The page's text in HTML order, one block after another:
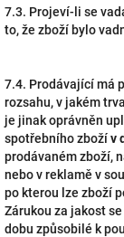
7.3. Projeví-li se
to, že zboží bylo
7.4. Prodávající má
rozsahu, v jakém
je jinak oprávněn
spotřebního zbožív
prodávaném zboží,
nebo v reklamě v
po kterou lze zboží
Zárukou za jakost
dobu způsobilé k